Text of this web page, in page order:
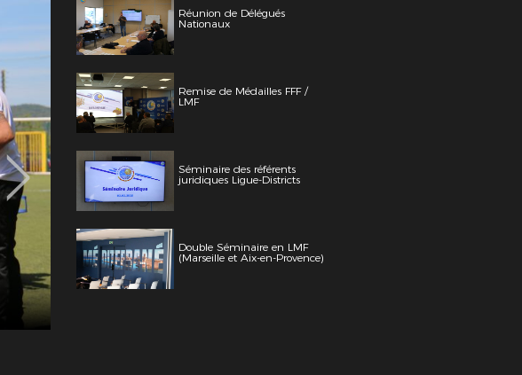
Réunion de Délégués
Nationaux
Remise de Médailles FFF /
LMF
Séminaire des référents
juridiques Ligue-Districts
Double Séminaire en LMF
(Marseille et Aix-en-Provence)